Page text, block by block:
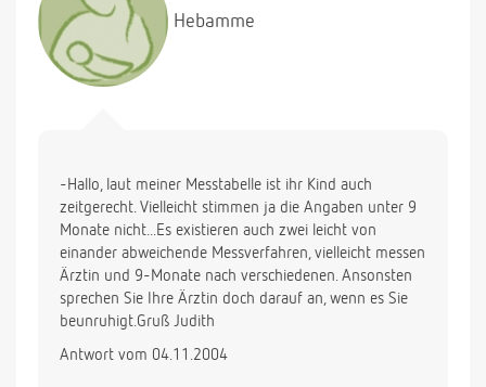
Hebamme
-Hallo, laut meiner Messtabelle ist ihr Kind auch
zeitgerecht. Vielleicht stimmen ja die Angaben unter 9
Monate nicht...Es existieren auch zwei leicht von
einander abweichende Messverfahren, vielleicht messen
Ärztin und 9-Monate nach verschiedenen. Ansonsten
sprechen Sie Ihre Ärztin doch darauf an, wenn es Sie
beunruhigt.Gruß Judith
Antwort vom 04.11.2004